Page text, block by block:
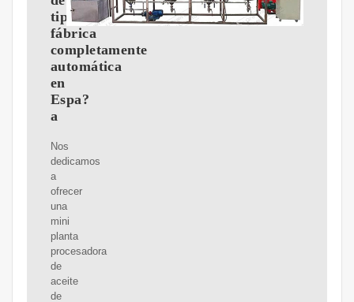
tipo
fábrica
completamente
automática
en
Espa?
a
Nos
dedicamos
a
ofrecer
una
mini
planta
procesadora
de
aceite
de